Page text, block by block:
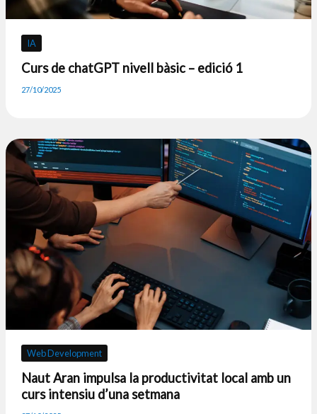
IA
Curs de chatGPT nivell bàsic – edició 1
27/10/2025
Web Development
Naut Aran impulsa la productivitat local amb un
curs intensiu d’una setmana